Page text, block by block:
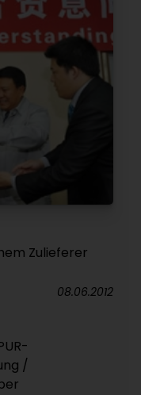
Zulieferer
08.06.2012
/